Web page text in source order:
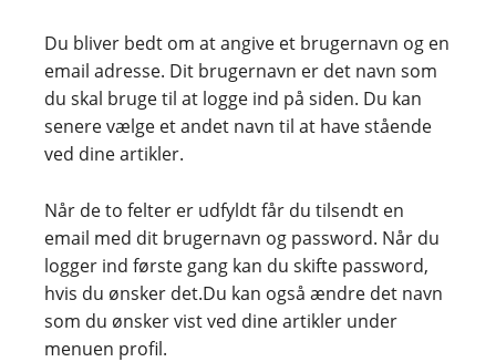
Du bliver bedt om at angive et brugernavn og en
email adresse. Dit brugernavn er det navn som
du skal bruge til at logge ind på siden. Du kan
senere vælge et andet navn til at have stående
ved dine artikler.
Når de to felter er udfyldt får du tilsendt en
email med dit brugernavn og password. Når du
logger ind første gang kan du skifte password,
hvis du ønsker det.Du kan også ændre det navn
som du ønsker vist ved dine artikler under
menuen profil.